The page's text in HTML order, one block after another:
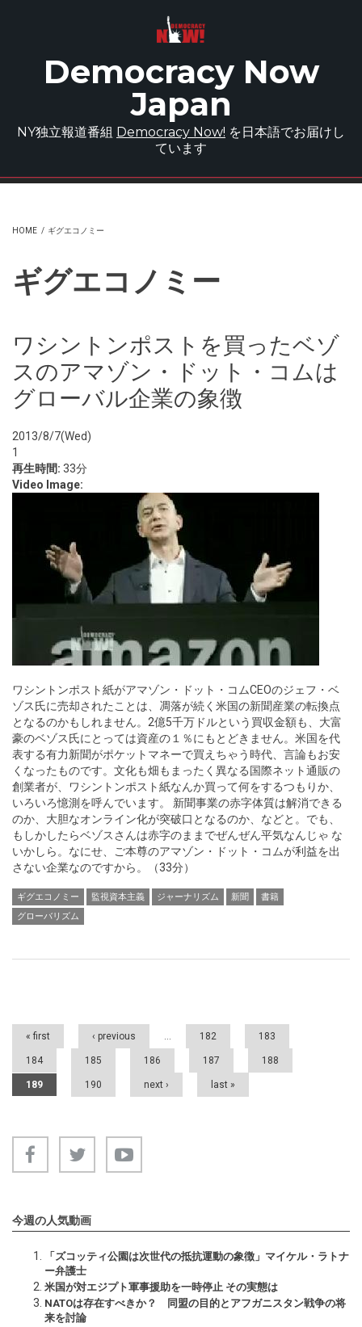
Democracy Now
Japan
NY独立報道番組 Democracy Now! を日本語でお届けし
ています
HOME / ギグエコノミー
ギグエコノミー
ワシントンポストを買ったベゾ
スのアマゾン・ドット・コムは
グローバル企業の象徴
2013/8/7(Wed)
1
再生時間: 33分
Video Image:
ワシントンポスト紙がアマゾン・ドット・コムCEOのジェフ・ベ
ゾス氏に売却されたことは、凋落が続く米国の新聞産業の転換点
となるのかもしれません。2億5千万ドルという買収金額も、大富
豪のベゾス氏にとっては資産の１％にもとどきません。米国を代
表する有力新聞がポケットマネーで買えちゃう時代、言論もお安
くなったものです。文化も畑もまったく異なる国際ネット通販の
創業者が、ワシントンポスト紙なんか買って何をするつもりか、
いろいろ憶測を呼んでいます。 新聞事業の赤字体質は解消できる
のか、大胆なオンライン化が突破口となるのか、などと。でも、
もしかしたらベゾスさんは赤字のままでぜんぜん平気なんじゃ な
いかしら。なにせ、ご本尊のアマゾン・ドット・コムが利益を出
さない企業なのですから。（33分）
ギグエコノミー 監視資本主義 ジャーナリズム 新聞
書籍
グローバリズム
Pages
« first ‹ previous … 182 183
184 185 186 187 188
189 190 next › last »
今週の人気動画
「ズコッティ公園は次世代の抵抗運動の象徴」マイケル・ラトナ
ー弁護士
米国が対エジプト軍事援助を一時停止 その実態は
NATOは存在すべきか？ 同盟の目的とアフガニスタン戦争の将
来を討論